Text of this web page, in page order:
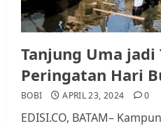
Tanjung Uma jadi
Peringatan Hari
BOBI APRIL 23, 2024 0
EDISI.CO, BATAM–